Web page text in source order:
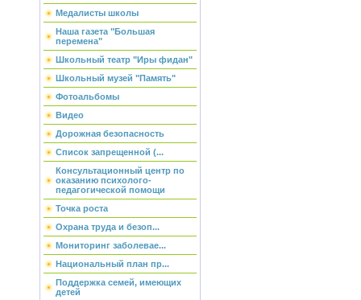
Медалисты школы
Наша газета "Большая
перемена"
Школьный театр "Иры фидан"
Школьный музей "Память"
Фотоальбомы
Видео
Дорожная безопасность
Список запрещенной (...
Консультационный центр по
оказанию психолого-
педагогической помощи
Точка роста
Охрана труда и безоп...
Мониторинг заболевае...
Национальный план пр...
Поддержка семей, имеющих
детей